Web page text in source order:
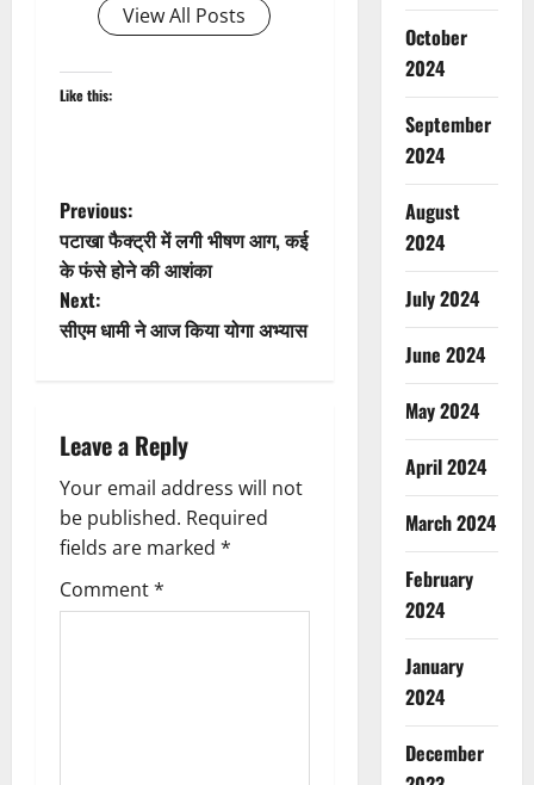
View All Posts
Like this:
P
o
s
a
v
i
g
Previous:
पटाखा फैक्ट्री में लगी भीषण आग, कई
के फंसे होने की आशंका
Next:
सीएम धामी ने आज किया योगा अभ्यास
Leave a Reply
Your email address will not
be published. Required
fields are marked *
Comment*
October
2024
September
2024
August
2024
July 2024
June 2024
May 2024
April 2024
March 2024
February
2024
January
2024
December